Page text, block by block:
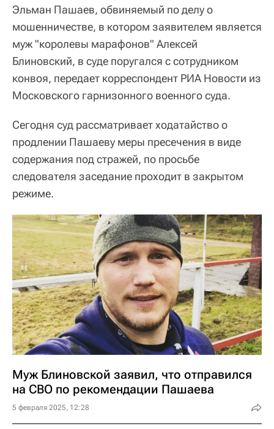
Эльман Пашаев, обвиняемый по делу о
мошенничестве, в котором заявителем является
муж "королевы марафонов" Алексей
Блиновский, в суде поругался с сотрудником
конвоя, передает корреспондент РИА Новости из
Московского гарнизонного военного суда.
Сегодня суд рассматривает ходатайство о
продлении Пашаеву меры пресечения в виде
содержания под стражей, по просьбе
следователя заседание проходит в закрытом
режиме.
Муж Блиновской заявил, что отправился
на СВО по рекомендации Пашаева
5 февраля 2025, 12:28